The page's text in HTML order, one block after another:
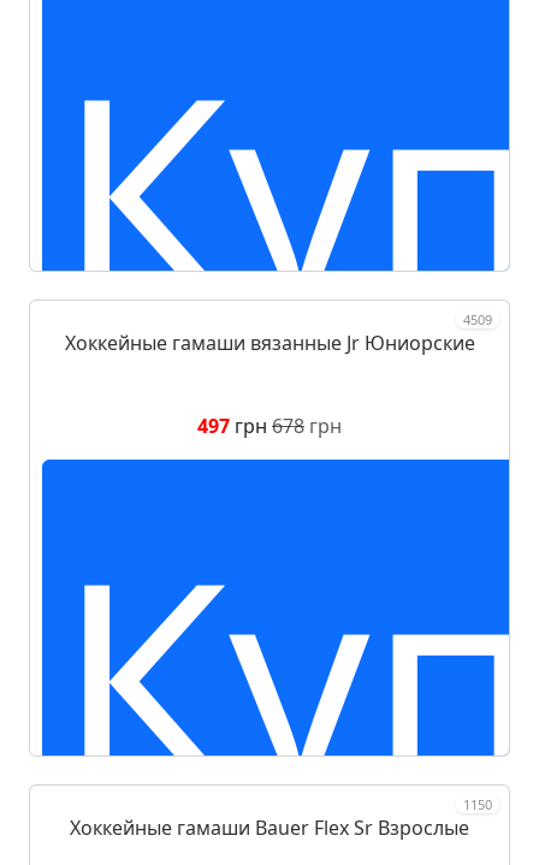
4509
Хоккейные гамаши вязанные Jr Юниорские
497 грн 678 грн
1150
Хоккейные гамаши Bauer Flex Sr Взрослые